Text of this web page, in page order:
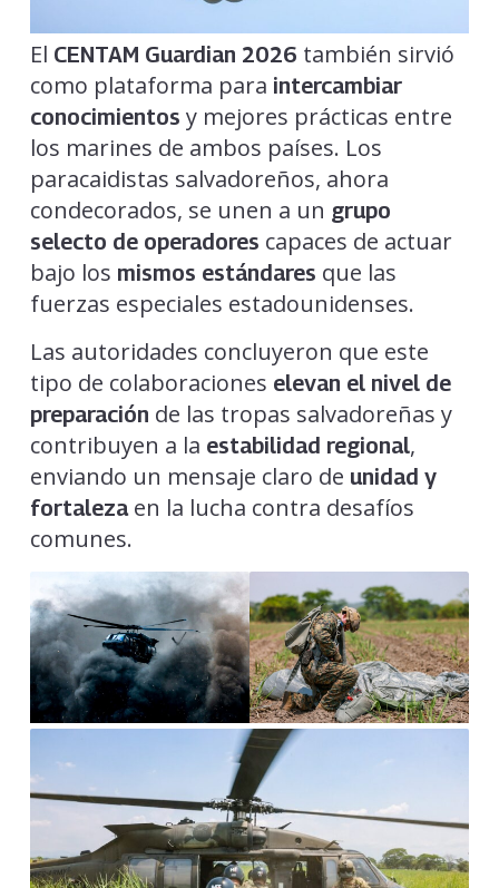
El CENTAM Guardian 2026 también sirvió
como plataforma para intercambiar
conocimientos y mejores prácticas entre
los marines de ambos países. Los
paracaidistas salvadoreños, ahora
condecorados, se unen a un grupo
selecto de operadores capaces de actuar
bajo los mismos estándares que las
fuerzas especiales estadounidenses.
Las autoridades concluyeron que este
tipo de colaboraciones elevan el nivel de
preparación de las tropas salvadoreñas y
contribuyen a la estabilidad regional,
enviando un mensaje claro de unidad y
fortalezaen la lucha contra desafíos
comunes.